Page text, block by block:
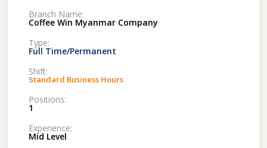
Branch Name:
Coffee Win Myanmar Company
Type:
Full Time/Permanent
Shift:
Standard Business Hours
Positions:
1
Experience:
Mid Level